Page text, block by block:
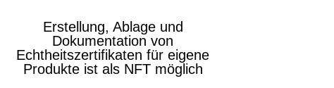
Erstellung, Ablage und
Dokumentation von
Echtheitszertifikaten für eigene
Produkte ist als NFT möglich